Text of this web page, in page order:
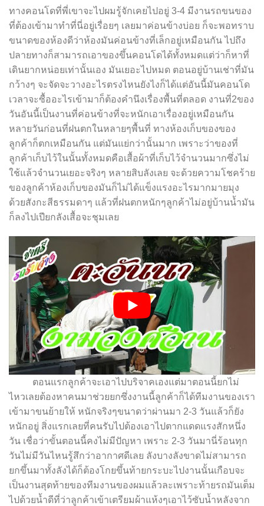
ทางคอนโดที่พี่เขาจะไปผมรู้จักเคยไปอยู่ 3-4 มีงานรถขนของ
ที่ต้องเข้ามาทำที่นี่อยู่เรื่อยๆ เลยมาค่อนข้างบ่อย ก็จะพอทราบ
ขนาดของห้องดีว่าห้องมันค่อนข้างที่เล็กอยู่เหมือนกัน ไปถึง
ปลายทางก็สามารถเอาของขึ้นคอนโดได้ทั้งหมดแต่ว่าก็หาที่
เดินยากหน่อยเท่านั้นเอง มันเยอะไปหมด ตอนอยู่บ้านเช่าที่มัน
กว้างๆ จะจัดจะวางอะไรตรงไหนยังไงก็ได้แต่อันนี้มันคอนโด
เวลาจะซื้ออะไรเข้ามาก็ต้องคำนึงเรื่องพื้นที่ตลอด งานที่2ของ
วันอันนี้เป็นงานที่ค่อนข้างที่จะหนักเอาเรื่องอยู่เหมือนกัน
หลายวันก่อนที่ฝนตกในหลายๆพื้นที่ ทางห้องเก็บของของ
ลูกค้าก็ตกเหมือนกัน แต่มันแย่กว่านั้นมาก เพราะว่าของที่
ลูกค้าเก็บไว้ในนั้นทั้งหมดคือเสื้อผ้าที่เก็บไว้จำนวนมากซึ่งไม่
ใช้แล้วจำนวนเยอะจริงๆ หลายสิบลังเลย จะด้วยความโชคร้าย
ของลูกค้าห้องเก็บของมันก็ไม่ได้แข็งแรงอะไรมากมายมุง
ด้วยสังกะสีธรรมดาๆ แล้วที่ฝนตกหนักๆลูกค้าไม่อยู่บ้านน้ำมัน
ก็ลงไปเปียกลังเสื้อจะชุมเลย
ตอนแรกลูกค้าจะเอาไปบริจาคเองแต่มาตอนนี้ยกไม่
ไหวเลยต้องหาคนมาช่วยยกซึ่งงานนี้ลูกค้าก็ได้ทีมงานของเรา
เข้ามาขนย้ายให้ หนักจริงๆขนาดว่าผ่านมา 2-3 วันแล้วก็ยัง
หนักอยู่ สิ่งแรกเลยที่คนรับไปต้องเอาไปตากแดดแรงสักหนึ่ง
วัน เชื่อว่าขั้นตอนนี้คงไม่มีปัญหา เพราะ 2-3 วันมานี่ร้อนทุก
วันไม่มีวันไหนรู้สึกว่าอากาศดีเลย ลังบางลังขาดไม่สามารถ
ยกขึ้นมาทั้งลังได้ก็ต้องโกยขึ้นท้ายกระบะไปงานนั้นเกือบจะ
เป็นงานสุดท้ายของทีมงานของผมแล้วละเพราะท้ายรถมันเต็ม
ไปด้วยน้ำดีที่ว่าลูกค้าเข้าเตรียมผ้าแห้งๆเอาไว้ซับน้ำหลังจาก